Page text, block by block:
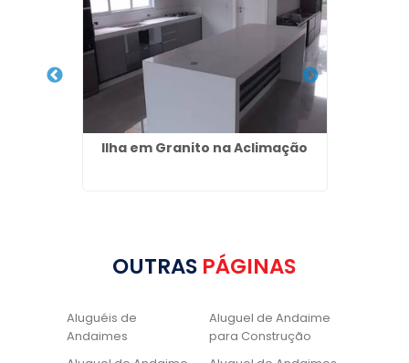
Ilha em Granito na Aclimação
OUTRAS PÁGINAS
Aluguéis de
Andaimes
Aluguel de Andaime
para Construção